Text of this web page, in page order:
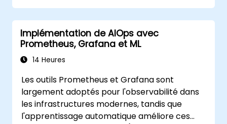
Implémentation de AIOps avec
Prometheus, Grafana et ML
14 Heures
Les outils Prometheus et Grafana sont
largement adoptés pour l'observabilité dans
les infrastructures modernes, tandis que
l'apprentissage automatique améliore ces